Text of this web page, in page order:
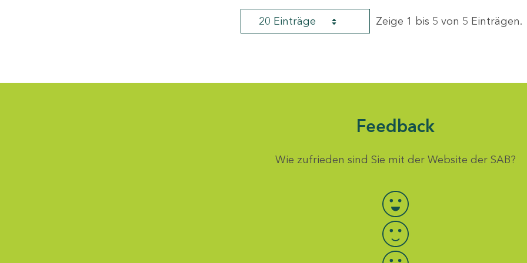
20 Einträge Zeige 1 bis 5 von 5 Einträgen.
Feedback
Wie zufrieden sind Sie mit der Website der SAB?
Bewertung auswählen